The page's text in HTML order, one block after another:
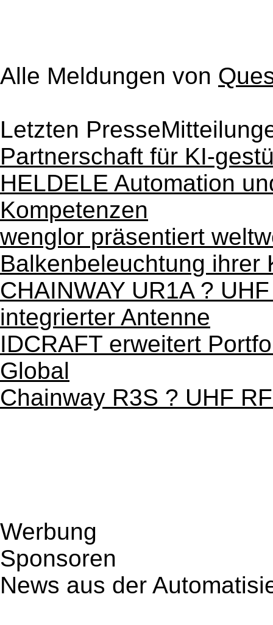
Alle Meldungen von
Letzten
Partnerschaft für KI-
HELDELE Automation
Kompetenzen
wenglor präsentiert
Balkenbeleuchtung ihrer
CHAINWAY UR1A ?
integrierter Antenne
IDCRAFT erweitert
Global
Chainway R3S ? UHF
Werbung
Sponsoren
News aus der